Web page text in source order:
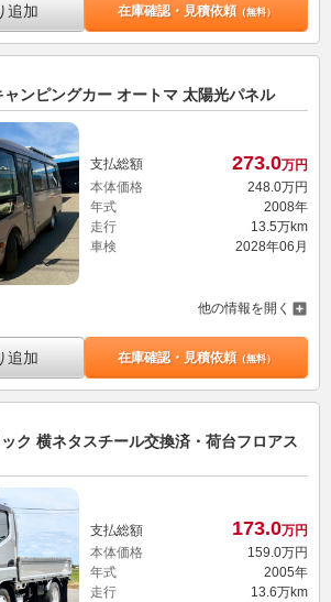
追加 在庫確認・見積依頼（無料）
ンピングカー オートマ 太陽光パネル
支払総額 273.0万円
本体価格
248. 0万円
年式
2008年
走行
13.5万km
車検
2028年06月
他の情報を開く
追加 在庫確認・見積依頼（無料）
ク 横ネタスチール交換済・荷台フロアス
支払総額 173.0万円
本体価格
159.0万円
年式
2005年
走行
13.6万km